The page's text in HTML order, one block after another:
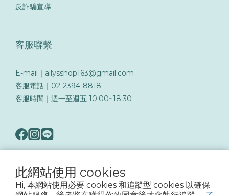
此網站使用 cookies
Hi, 本網站使用必要 cookies 和追蹤型 cookies 以確保
反詐騙宣導
客服聯繫
E-mail｜allysshop163@gmail.com
客服電話｜02-2394-8818
客服時間｜週一至週五 10:00~18:30
隨著詐騙手法日益翻新，務必提高警覺留意可疑訊息與來電，以保障您的帳戶與交易
安全